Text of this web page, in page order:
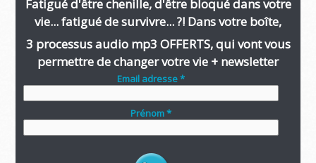
Fatigué d'être chenille, d'être bloqué dans votre
vie... fatigué de survivre... ?! Dans votre boîte,
3 processus audio mp3 OFFERTS, qui vont vous
permettre de changer votre vie + newsletter
Email adresse *
Prénom *